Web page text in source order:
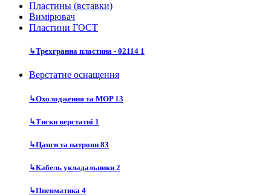
Пластины (вставки)
Вимірювач
Пластини ГОСТ
↳Трехгранна пластина - 02114 1
Верстатне оснащення
↳Охолодження та MOP 13
↳Тиски верстатні 1
↳Цанги та патрони 83
↳Кабель укладальники 2
↳Пневматика 4